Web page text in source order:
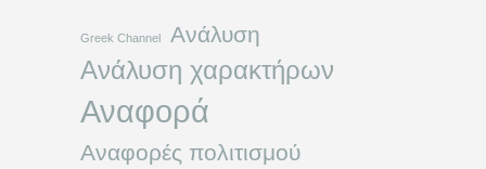
Greek Channel Ανάλυση
Ανάλυση χαρακτήρων
Αναφορά
Αναφορές πολιτισμού